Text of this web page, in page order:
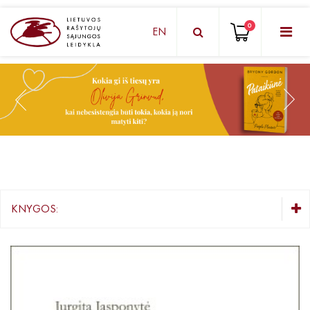
KNYGŲ DĖŽUTĖ - STAIGMENA
Grožinė literatūra
EN 0
KNYGOS:
Negrožinė literatūra